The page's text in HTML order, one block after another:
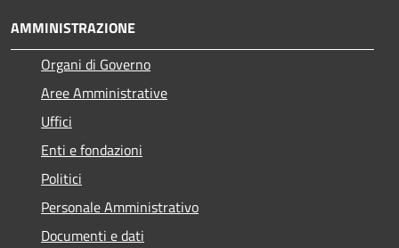
AMMINISTRAZIONE
Organi di Governo
Aree Amministrative
Uffici
Enti e fondazioni
Politici
Personale Amministrativo
Documenti e dati